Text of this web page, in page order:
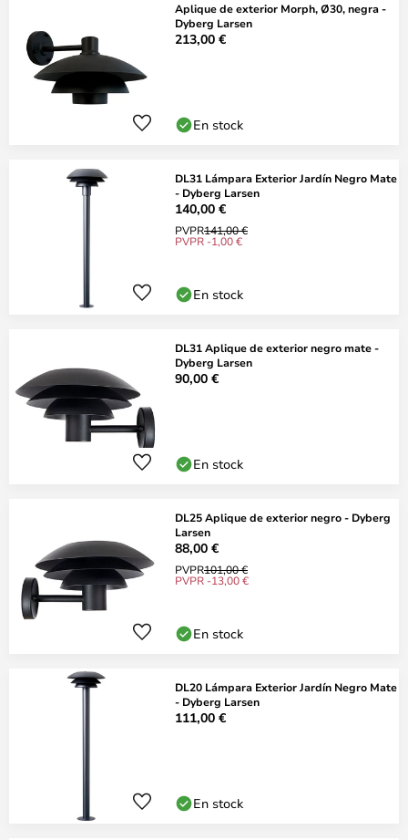
Aplique de exterior Morph, Ø30, negra -
Dyberg Larsen
213,00 €
En stock
DL31 Lámpara Exterior Jardín Negro Mate
- Dyberg Larsen
140,00 €
PVPR141,00 €
PVPR -1,00 €
En stock
DL31 Aplique de exterior negro mate -
Dyberg Larsen
90,00 €
En stock
DL25 Aplique de exterior negro - Dyberg
Larsen
88,00 €
PVPR101,00 €
PVPR -13,00 €
En stock
DL20 Lámpara Exterior Jardín Negro Mate
- Dyberg Larsen
111,00 €
En stock